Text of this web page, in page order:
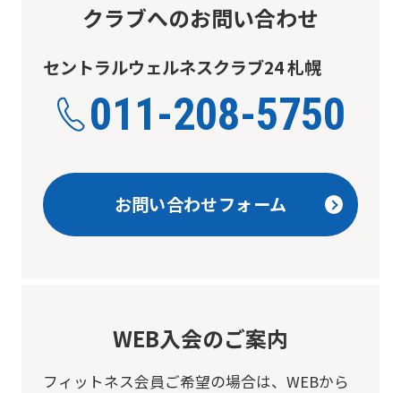
クラブへのお問い合わせ
セントラルウェルネスクラブ24 札幌
011-208-5750
お問い合わせフォーム
WEB入会のご案内
フィットネス会員ご希望の場合は、 WEBから